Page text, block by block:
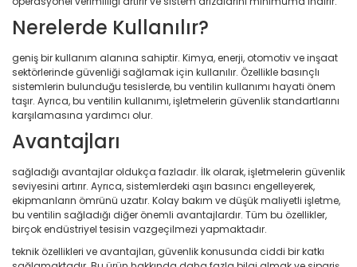
Nerelerde Kullanılır?
geniş bir kullanım alanına sahiptir. Kimya, enerji, otomotiv ve inşaat
sektörlerinde güvenliği sağlamak için kullanılır. Özellikle basınçlı
sistemlerin bulunduğu tesislerde, bu ventilin kullanımı hayati önem
taşır. Ayrıca, bu ventilin kullanımı, işletmelerin güvenlik standartlarını
karşılamasına yardımcı olur.
Avantajları
sağladığı avantajlar oldukça fazladır. İlk olarak, işletmelerin güvenlik
seviyesini artırır. Ayrıca, sistemlerdeki aşırı basıncı engelleyerek,
ekipmanların ömrünü uzatır. Kolay bakım ve düşük maliyetli işletme,
bu ventilin sağladığı diğer önemli avantajlardır. Tüm bu özellikler,
birçok endüstriyel tesisin vazgeçilmezi yapmaktadır.
teknik özellikleri ve avantajları, güvenlik konusunda ciddi bir katkı